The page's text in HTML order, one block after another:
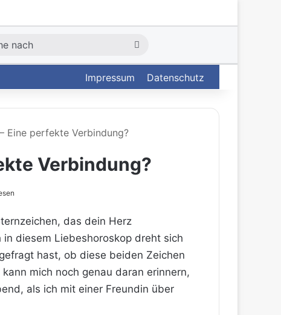
nach
Impressum Datenschutz
Eine perfekte Verbindung?
Verbindung?
das dein Herz
diesem Liebeshoroskop dreht sich
hast, ob diese beiden Zeichen
mich noch genau daran erinnern,
als ich mit einer Freundin über